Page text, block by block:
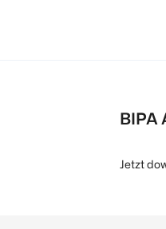
BIPA
Jetzt